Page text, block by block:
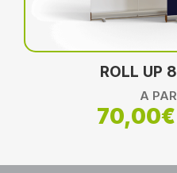
ROLL UP
A
70,00€